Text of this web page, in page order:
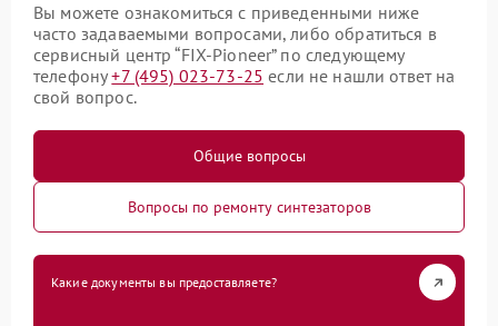
Вы можете ознакомиться с приведенными ниже
часто задаваемыми вопросами, либо обратиться в
сервисный центр “FIX-Pioneer” по следующему
телефону+7 (495) 023-73-25 если не нашли ответ на
свой вопрос.
Общие вопросы
Вопросы по ремонту синтезаторов
Какие документы вы предоставляете?